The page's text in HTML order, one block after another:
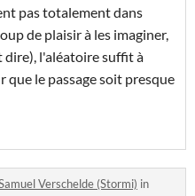
pas totalement dans
de plaisir à les imaginer,
dire), l'aléatoire suffit à
que le passage soit presque
Verschelde (Stormi) in